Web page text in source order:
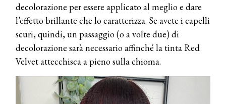
decolorazione per essere applicato al meglio e dare
l’effetto brillante che lo caratterizza. Se avete i capelli
scuri, quindi, un passaggio (o a volte due) di
decolorazione sarà necessario affinché la tinta Red
Velvet attecchisca a pieno sulla chioma.